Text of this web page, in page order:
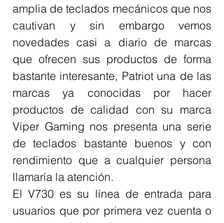
amplia de teclados mecánicos que nos
cautivan y sin embargo vemos
novedades casi a diario de marcas
que ofrecen sus productos de forma
bastante interesante, Patriot una de las
marcas ya conocidas por hacer
productos de calidad con su marca
Viper Gaming nos presenta una serie
de teclados bastante buenos y con
rendimiento que a cualquier persona
llamaría la atención.
El V730 es su línea de entrada para
usuarios que por primera vez cuenta o